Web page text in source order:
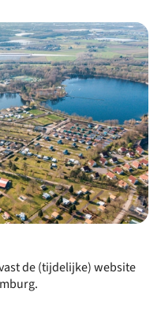
de (tijdelijke) website